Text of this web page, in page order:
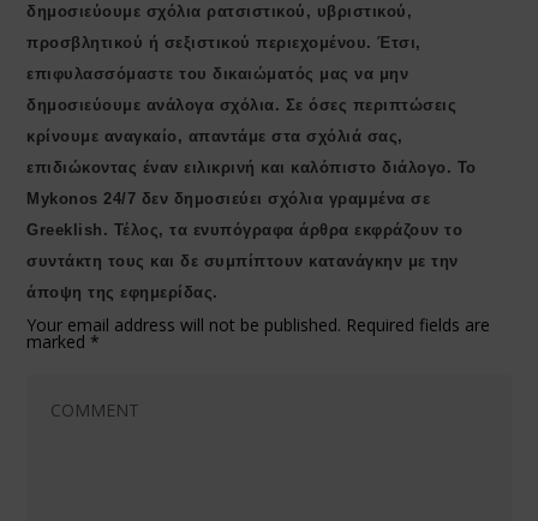
δημοσιεύουμε σχόλια ρατσιστικού, υβριστικού,
προσβλητικού ή σεξιστικού περιεχομένου. Έτσι,
επιφυλασσόμαστε του δικαιώματός μας να μην
δημοσιεύουμε ανάλογα σχόλια. Σε όσες περιπτώσεις
κρίνουμε αναγκαίο, απαντάμε στα σχόλιά σας,
επιδιώκοντας έναν ειλικρινή και καλόπιστο διάλογο. Το
Μykonos 24/7 δεν δημοσιεύει σχόλια γραμμένα σε
Greeklish. Τέλος, τα ενυπόγραφα άρθρα εκφράζουν το
συντάκτη τους και δε συμπίπτουν κατανάγκην με την
άποψη της εφημερίδας.
Your email address will not be published. Required fields are
marked *